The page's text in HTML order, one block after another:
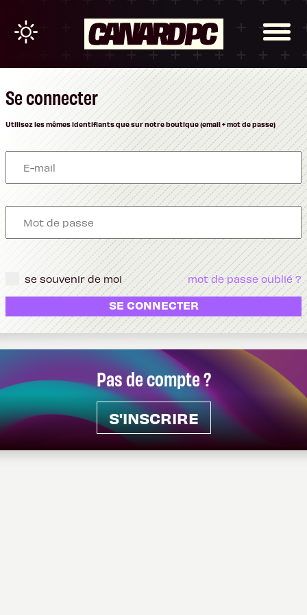
Pas de compte ?
S'INSCRIRE
Se connecter
Utilisez les mêmes identifiants que sur notre boutique (email + mot de passe)
se souvenir de moi mot de passe oublié ?
SE CONNECTER